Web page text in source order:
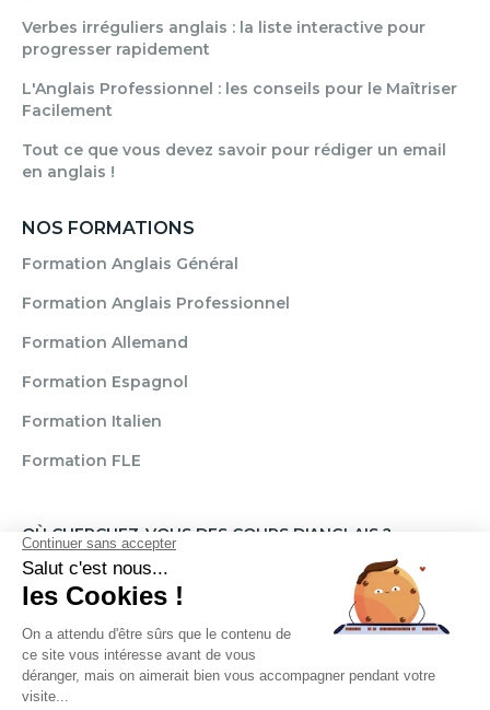
Verbes irréguliers anglais : la liste interactive pour
progresser rapidement
L'Anglais Professionnel : les conseils pour le Maîtriser
Facilement
Tout ce que vous devez savoir pour rédiger un email
en anglais !
NOS FORMATIONS
Formation Anglais Général
Formation Anglais Professionnel
Formation Allemand
Formation Espagnol
Formation Italien
Formation FLE
OÙ CHERCHEZ-VOUS DES COURS D'ANGLAIS ?
ParisMarseilleLille Grenoble
Angers
NarbonneRouenAix-en-Provence Montpellier
Lyon
ToulouseNiceRennesNantesBrignais
Brest